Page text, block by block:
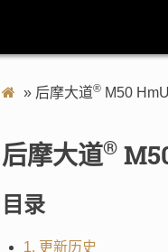
» 后摩大道®M50
后摩大道®
目录
1. 更新历史